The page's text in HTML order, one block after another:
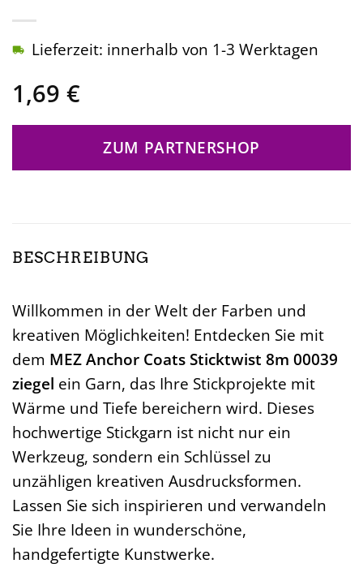
1,69 €
Lieferzeit: innerhalb von 1-3 Werktagen
ZUM PARTNERSHOP
BESCHREIBUNG
Willkommen in der Welt der Farben und
kreativen Möglichkeiten! Entdecken Sie mit
dem MEZ Anchor Coats Sticktwist 8m 00039
ziegel ein Garn, das Ihre Stickprojekte mit
Wärme und Tiefe bereichern wird. Dieses
hochwertige Stickgarn ist nicht nur ein
Werkzeug, sondern ein Schlüssel zu
unzähligen kreativen Ausdrucksformen.
Lassen Sie sich inspirieren und verwandeln
Sie Ihre Ideen in wunderschöne,
handgefertigte Kunstwerke.